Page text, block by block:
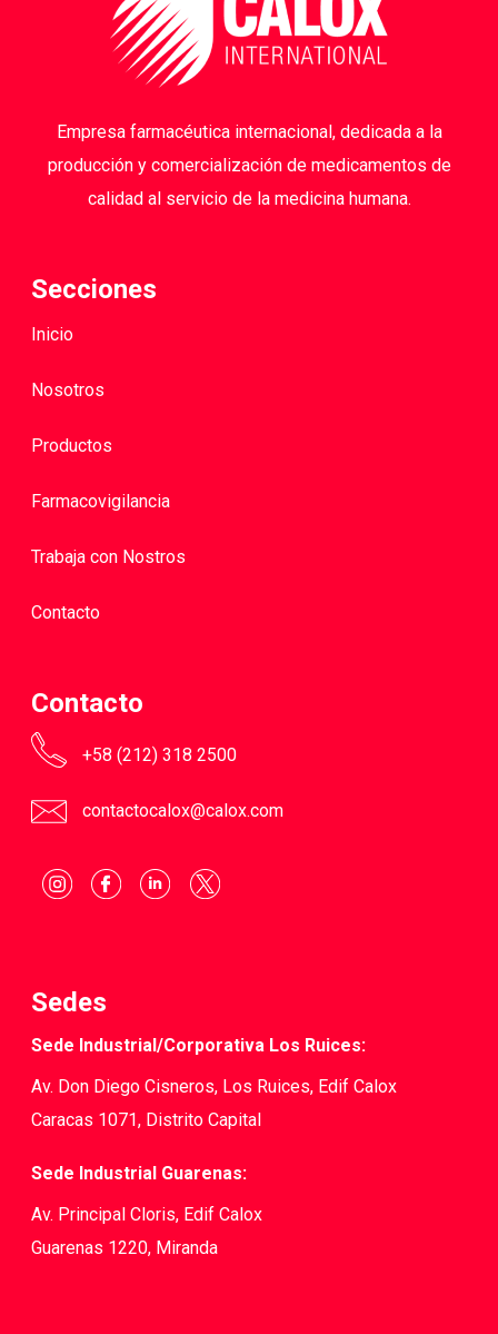
Empresa farmacéutica internacional, dedicada a la
producción y comercialización de medicamentos de
calidad al servicio de la medicina humana.
Secciones
Inicio
Nosotros
Productos
Farmacovigilancia
Trabaja con Nostros
Contacto
Contacto
+58 (212) 318 2500
contactocalox@calox.com
Sedes
Sede Industrial/Corporativa Los Ruices:
Av. Don Diego Cisneros, Los Ruices, Edif Calox
Caracas 1071, Distrito Capital
Sede Industrial Guarenas:
Av. Principal Cloris, Edif Calox
Guarenas 1220, Miranda